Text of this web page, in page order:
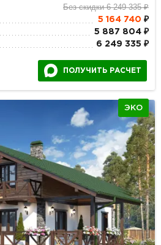
Без скидки 6 249 335 ₽
5 164 740 ₽
5 887 804 ₽
6 249 335 ₽
ПОЛУЧИТЬ РАСЧЕТ
ЭКО